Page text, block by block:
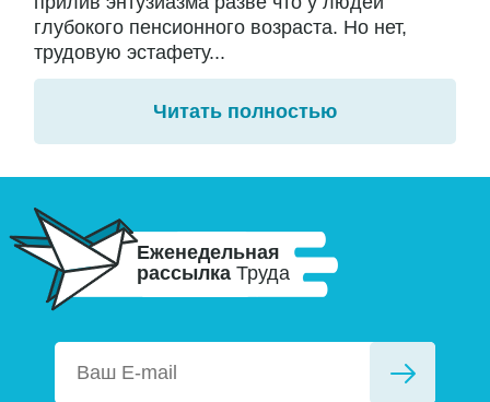
глубокого пенсионного возраста. Но нет,
трудовую эстафету...
Читать полностью
Еженедельная
рассылка Труда